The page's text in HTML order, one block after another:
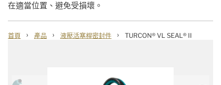
在適當位置、避免受損壞。
首頁 › 產品 › 液壓活塞桿密封件 › TURCON® VL SEAL® II